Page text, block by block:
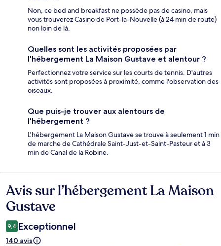
Non, ce bed and breakfast ne possède pas de casino, mais
vous trouverez Casino de Port-la-Nouvelle (à 24 min de route)
non loin de là.
Quelles sont les activités proposées par
l'hébergement La Maison Gustave et alentour ?
Perfectionnez votre service sur les courts de tennis. D'autres
activités sont proposées à proximité, comme l'observation des
oiseaux.
Que puis-je trouver aux alentours de
l'hébergement ?
L'hébergement La Maison Gustave se trouve à seulement 1 min
de marche de Cathédrale Saint-Just-et-Saint-Pasteur et à 3
min de Canal de la Robine.
Avis
Avis sur l’hébergement La Maison
Gustave
9,4 Exceptionnel
140 avis